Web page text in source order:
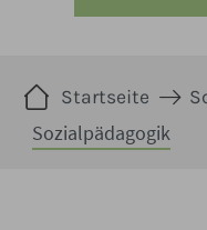
Startseite
Sozialpädagogik